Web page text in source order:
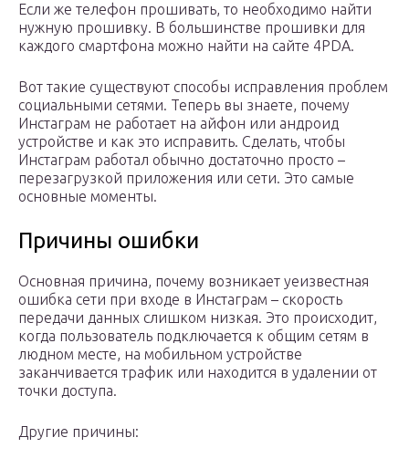
Если же телефон прошивать, то необходимо найти
нужную прошивку. В большинстве прошивки для
каждого смартфона можно найти на сайте 4PDA.
Вот такие существуют способы исправления проблем
социальными сетями. Теперь вы знаете, почему
Инстаграм не работает на айфон или андроид
устройстве и как это исправить. Сделать, чтобы
Инстаграм работал обычно достаточно просто –
перезагрузкой приложения или сети. Это самые
основные моменты.
Причины ошибки
Основная причина, почему возникает yеизвестная
ошибка сети при входе в Инстаграм – скорость
передачи данных слишком низкая. Это происходит,
когда пользователь подключается к общим сетям в
людном месте, на мобильном устройстве
заканчивается трафик или находится в удалении от
точки доступа.
Другие причины: